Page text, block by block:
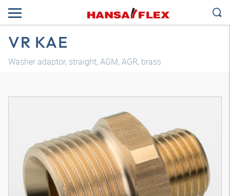
VR KAE
Washer adaptor, straight, AGM, AGR, brass